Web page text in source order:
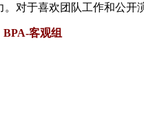
对于喜欢团队工作和公开
BPA-客观组